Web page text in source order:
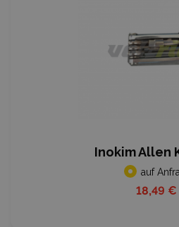
Inokim Allen
auf
18,49 €